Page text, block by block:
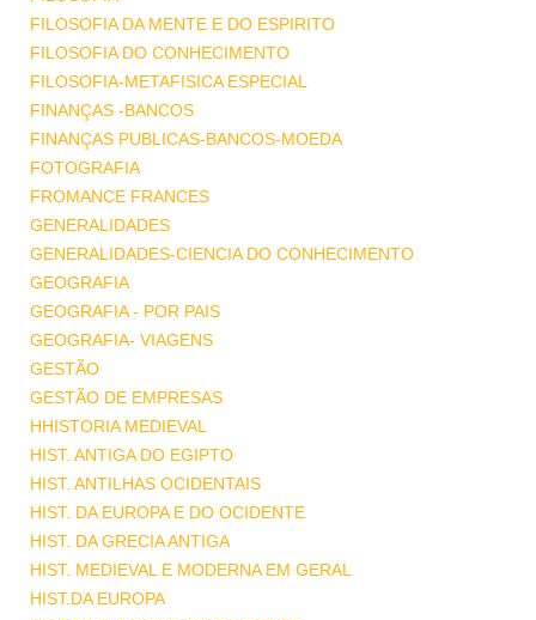
FILOSOFIA DA MENTE E DO ESPIRITO
FILOSOFIA DO CONHECIMENTO
FILOSOFIA-METAFISICA ESPECIAL
FINANÇAS -BANCOS
FINANÇAS PUBLICAS-BANCOS-MOEDA
FOTOGRAFIA
FROMANCE FRANCES
GENERALIDADES
GENERALIDADES-CIENCIA DO CONHECIMENTO
GEOGRAFIA
GEOGRAFIA - POR PAIS
GEOGRAFIA- VIAGENS
GESTÃO
GESTÃO DE EMPRESAS
HHISTORIA MEDIEVAL
HIST. ANTIGA DO EGIPTO
HIST. ANTILHAS OCIDENTAIS
HIST. DA EUROPA E DO OCIDENTE
HIST. DA GRECIA ANTIGA
HIST. MEDIEVAL E MODERNA EM GERAL
HIST.DA EUROPA